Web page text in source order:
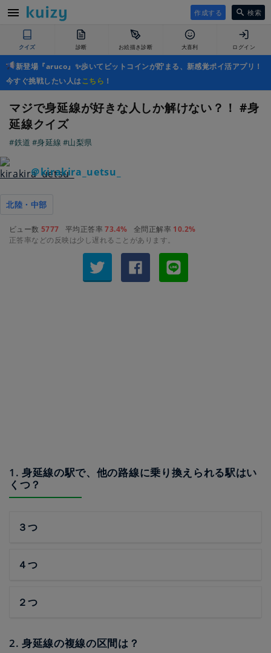
作成する 検索
クイズ 診断 お絵描き診断 大喜利 ログイン
新登場『aruco』✨歩いてビットコインが貯まる、新感覚ポイ活アプリ！
今すぐ挑戦したい人はこちら ！
マジで身延線が好きな人しか解けない？！ #身
延線クイズ
#鉄道 #身延線 #山梨県
＠kirakira_uetsu_
北陸・中部
ビュー数 5777 平均正答率73.4% 全問正解率 10.2%
正答率などの反映は少し遅れることがあります。
1. 身延線の駅で、他の路線に乗り換えられる駅はい
くつ？
３つ
４つ
２つ
2. 身延線の複線の区間は？